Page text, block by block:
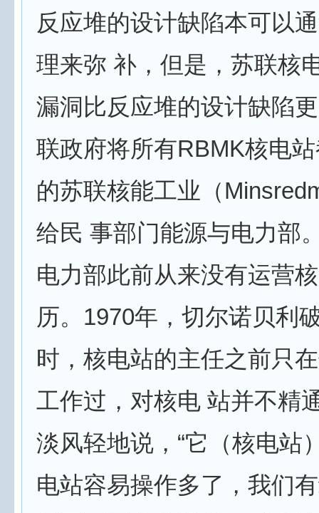
反应堆的设计缺陷本可以
理来弥 补，但是，苏联核
漏洞比反应堆的设计缺陷
联政府将所有RBMK核电
的苏联核能工业（
给民 事部门能源与电力部
电力部此前从来没有运营
历。1970年，切尔诺贝利
时，核电站的主任之前只
工作过，对核电 站并不精
淡风轻地说，“它（核电站
电站容易操作多了，我们